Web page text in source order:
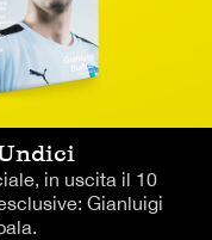
in uscita il 10
Gianluigi